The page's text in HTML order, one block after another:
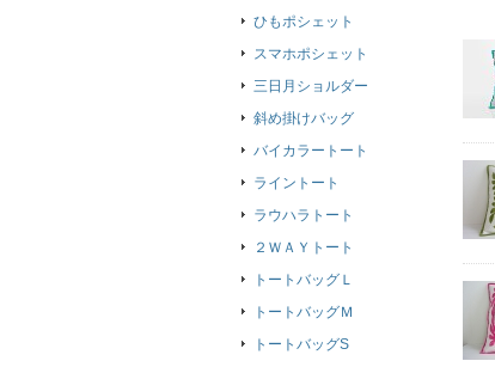
ひもポシェット
スマホポシェット
三日月ショルダー
斜め掛けバッグ
バイカラートート
ライントート
ラウハラトート
２ＷＡＹトート
トートバッグＬ
トートバッグＭ
トートバッグS